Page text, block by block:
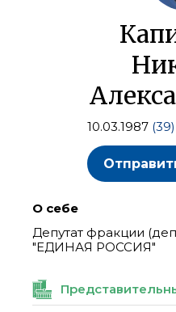
10.03.1987 (39)
О себе
Депутат фракции
"ЕДИНАЯ РОССИЯ"